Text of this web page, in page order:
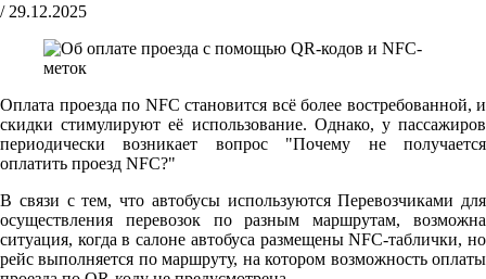
/ 29.12.2025
Оплата проезда по NFC становится всё более востребованной, и
скидки стимулируют её использование. Однако, у пассажиров
периодически возникает вопрос "Почему не получается
оплатить проезд NFC?"
В связи с тем, что автобусы используются Перевозчиками для
осуществления перевозок по разным маршрутам, возможна
ситуация, когда в салоне автобуса размещены NFC-таблички, но
рейс выполняется по маршруту, на котором возможность оплаты